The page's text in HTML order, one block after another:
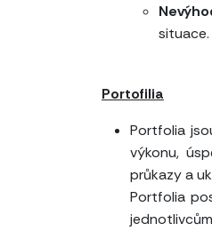
situace.
Portofilia
Portfolia
výkonu,
průkazy a
Portfolia